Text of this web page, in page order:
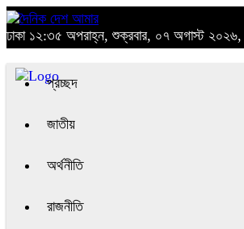
ঢাকা ১২:৩৫ অপরাহ্ন, শুক্রবার, ০৭ অগাস্ট ২০২৬,
প্রচ্ছদ
জাতীয়
অর্থনীতি
রাজনীতি